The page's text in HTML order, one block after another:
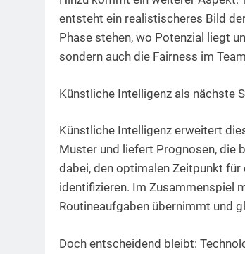
entsteht ein realistischeres Bild
Phase stehen, wo Potenzial liegt
sondern auch die Fairness im
Künstliche Intelligenz als nächste
Künstliche Intelligenz erweitert
Muster und liefert Prognosen, die
dabei, den optimalen Zeitpunkt
identifizieren. Im Zusammenspiel
Routineaufgaben übernimmt und
Doch entscheidend bleibt: